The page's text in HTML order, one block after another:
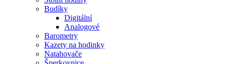
Budíky
Digitální
Analogové
Barometry
Kazety na hodinky
Natahovače